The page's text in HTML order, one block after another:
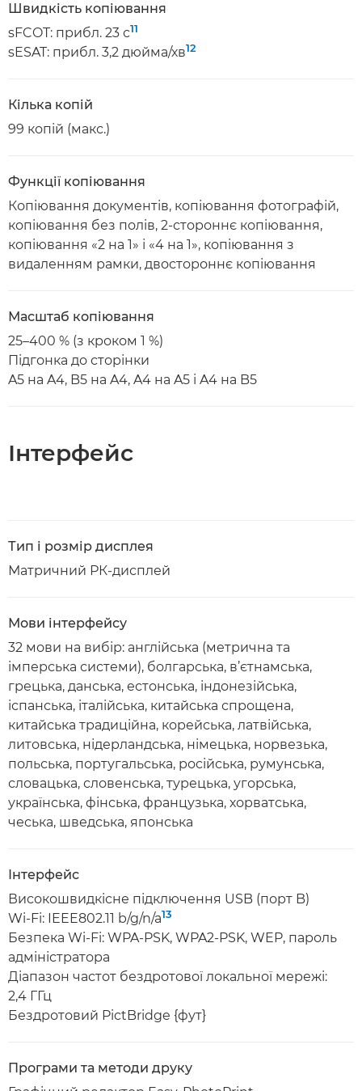
Швидкість копіювання
sFCOT: прибл. 23 с11
sESAT: прибл. 3,2 дюйма/хв12
Кілька копій
99 копій (макс.)
Функції копіювання
Копіювання документів, копіювання фотографій,
копіювання без полів, 2-стороннє копіювання,
копіювання «2 на 1» і «4 на 1», копіювання з
видаленням рамки, двостороннє копіювання
Масштаб копіювання
25–400 % (з кроком 1 %)
Підгонка до сторінки
A5 на A4, B5 на A4, A4 на A5 і A4 на B5
Інтерфейс
Тип і розмір дисплея
Матричний РК-дисплей
Мови інтерфейсу
32 мови на вибір: англійська (метрична та
імперська системи), болгарська, в’єтнамська,
грецька, данська, естонська, індонезійська,
іспанська, італійська, китайська спрощена,
китайська традиційна, корейська, латвійська,
литовська, нідерландська, німецька, норвезька,
польська, португальська, російська, румунська,
словацька, словенська, турецька, угорська,
українська, фінська, французька, хорватська,
чеська, шведська, японська
Інтерфейс
Високошвидкісне підключення USB (порт B)
Wi-Fi: IEEE802.11 b/g/n/a13
Безпека Wi-Fi: WPA-PSK, WPA2-PSK, WEP, пароль
адміністратора
Діапазон частот бездротової локальної мережі:
2,4 ГГц
Бездротовий PictBridge {фут}
Програми та методи друку